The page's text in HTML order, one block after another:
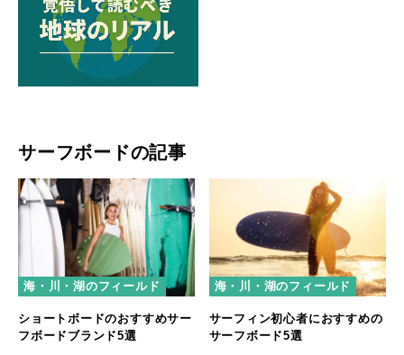
サーフボードの記事
海・川・湖のフィールド
ショートボードのおすすめサー
フボードブランド5選
海・川・湖のフィールド
サーフィン初心者におすすめの
サーフボード5選